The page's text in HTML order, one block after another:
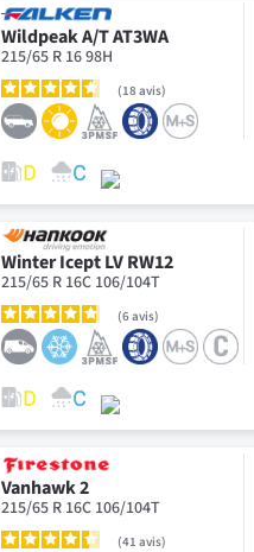
Wildpeak A/T AT3WA
215/65 R 16 98H
18 avis
Winter Icept LV RW12
215/65 R 16C 106/104T
6avis
Vanhawk 2
215/65 R 16C 106/104T
41 avis